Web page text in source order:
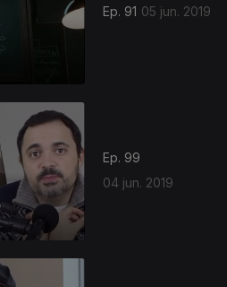
Ep. 91 05 jun. 2019
Ep. 99
04 jun. 2019